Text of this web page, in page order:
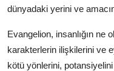
dünyadaki yerini ve
Evangelion, insanlığın ne
karakterlerin ilişkilerini ve
kötü yönlerini, potansiyelini